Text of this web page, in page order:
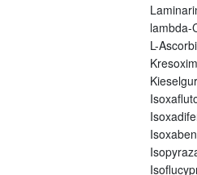
lambda-
L-
Isoxaben